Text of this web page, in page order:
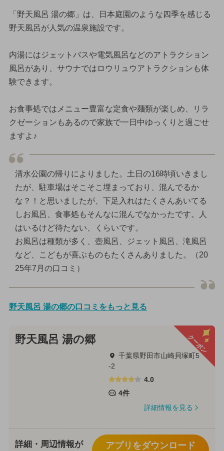
「野天風呂 湯の郷」は、日本庭園のような四季を感じる
野天風呂が人気の温泉施設です。
内湯にはジェットバスや電気風呂などのアトラクション
風呂があり、サウナではロウリュウアトラクションも体
験できます。
お食事処ではメニュー豊富な定食や麺類が楽しめ、リラ
クゼーションもあるので家族で一日中ゆっくりと過ごせ
ますよ♪
清水公園の帰りによりました。土日の16時頃いきまし
たが、駐車場はそこそこ埋まっており、混んでるか
な？！と思いましたが、下足入れはたくさんあいてる
しお風呂、食事処もそんなに混んでなかったです。人
はいるけど待たない、くらいです。
お風呂は種類が多く、壺風呂、ジェット風呂、滝風呂
など、こどもが喜ぶものもたくさんありました。（20
25年7月の口コミ）
野天風呂 湯の郷の口コミをもっと見る
クーポン
野天風呂 湯の郷
千葉県野田市山崎貝塚町5
-2
4.0
4件
詳細情報を見る
詳細・周辺情報が
アプリをダウンロード